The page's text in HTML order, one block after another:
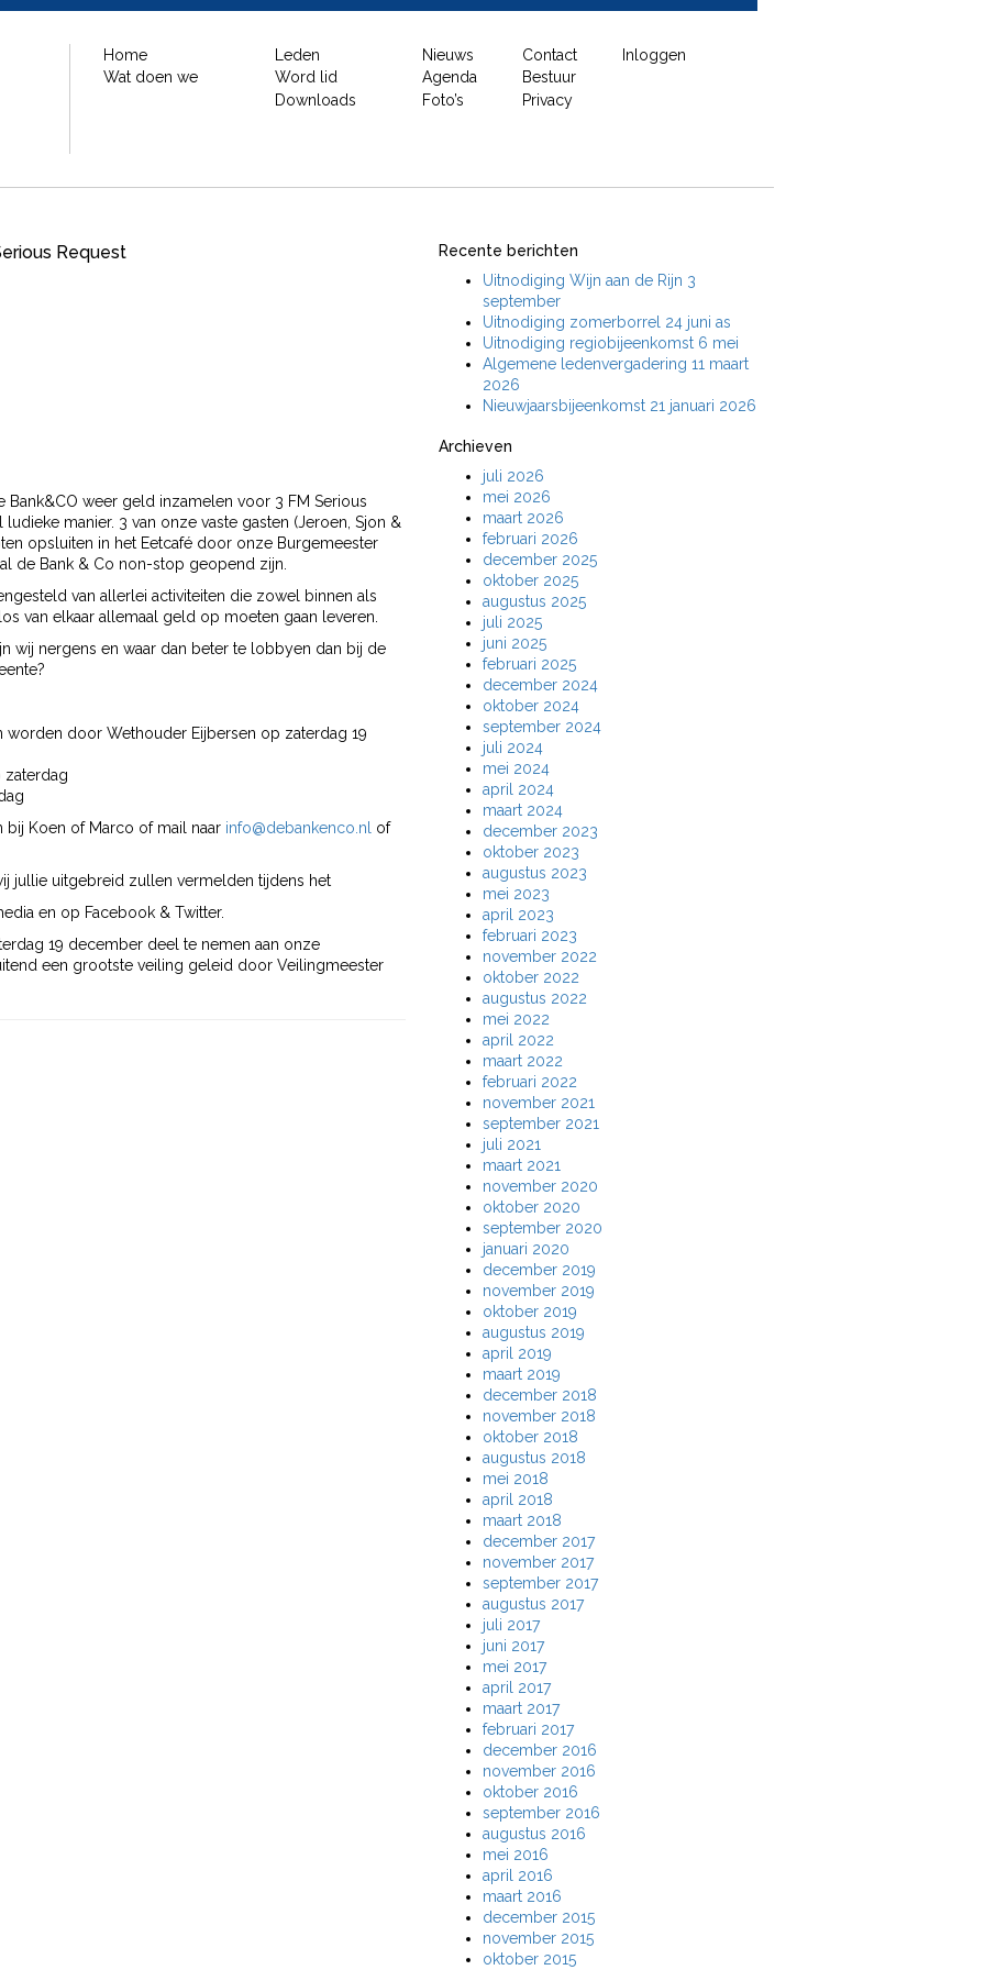
Home
Wat doen we
Leden
Word lid
Downloads
Nieuws
Agenda
Foto’s
Contact
Bestuur
Privacy
Inloggen
Request
Bank&CO weer geld inzamelen voor 3 FM Serious
manier. 3 van onze vaste gasten (Jeroen, Sjon &
opsluiten in het Eetcafé door onze Burgemeester
de Bank & Co non-stop geopend zijn.
van allerlei activiteiten die zowel binnen als
van elkaar allemaal geld op moeten gaan leveren.
wij nergens en waar dan beter te lobbyen dan bij de
worden door Wethouder Eijbersen op zaterdag 19
zaterdag
bij Koen of Marco of mail naar info@debankenco.nl
of
jullie uitgebreid zullen vermelden tijdens het
en op Facebook & Twitter.
19 december deel te nemen aan onze
een grootste veiling geleid door Veilingmeester
Recente berichten
Uitnodiging Wijn aan de Rijn 3
september
Uitnodiging zomerborrel 24 juni as
Uitnodiging regiobijeenkomst 6 mei
Algemene ledenvergadering 11 maart
2026
Nieuwjaarsbijeenkomst 21 januari 2026
Archieven
juli 2026
mei 2026
maart 2026
februari 2026
december 2025
oktober 2025
augustus 2025
juli 2025
juni 2025
februari 2025
december 2024
oktober 2024
september 2024
juli 2024
mei 2024
april 2024
maart 2024
december 2023
oktober 2023
augustus 2023
mei 2023
april 2023
februari 2023
november 2022
oktober 2022
augustus 2022
mei 2022
april 2022
maart 2022
februari 2022
november 2021
september 2021
juli 2021
maart 2021
november 2020
oktober 2020
september 2020
januari 2020
december 2019
november 2019
oktober 2019
augustus 2019
april 2019
maart 2019
december 2018
november 2018
oktober 2018
augustus 2018
mei 2018
april 2018
maart 2018
december 2017
november 2017
september 2017
augustus 2017
juli 2017
juni 2017
mei 2017
april 2017
maart 2017
februari 2017
december 2016
november 2016
oktober 2016
september 2016
augustus 2016
mei 2016
april 2016
maart 2016
december 2015
november 2015
oktober 2015